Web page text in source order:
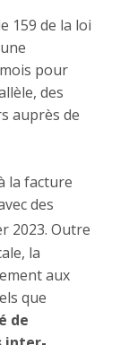
159 de la loi
pour
des
auprès de
la facture
des
2023. Outre
la
aux
que
de